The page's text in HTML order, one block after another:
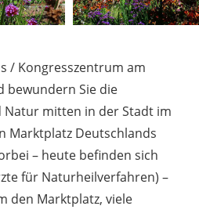
/ Kongresszentrum am
bewundern Sie die
Natur mitten in der Stadt im
Marktplatz Deutschlands
– heute befinden sich
für Naturheilverfahren) –
den Marktplatz, viele